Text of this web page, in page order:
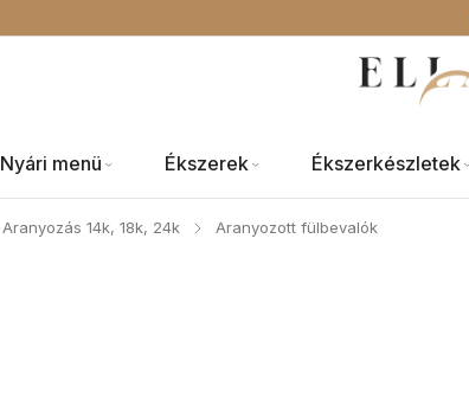
Nyári menü Ékszerek Ékszerkészletek
Aranyozás 14k, 18k, 24k / Aranyozott fülbevalók